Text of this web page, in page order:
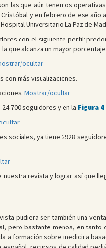
las que aún tenemos
y en febrero de ese año
Universitario La Paz de
con el siguiente perfil:
que alcanza un mayor
ocultar
con más visualizaciones.
Mostrar/ocultar
700 seguidores y en la Figura 4
sociales, ya tiene 2928
revista y lograr así que
pudiera ser también una
pero bastante menos, en
a formación sobre medicina